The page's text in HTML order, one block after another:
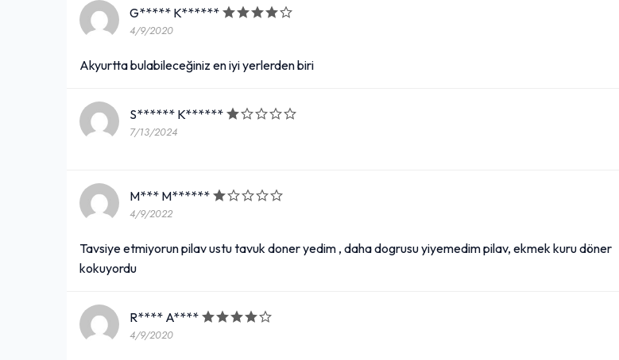
G***** K******
4/9/2020
Akyurtta bulabileceğiniz en iyi yerlerden biri
S****** K******
7/13/2024
M*** M******
4/9/2022
Tavsiye etmiyorun pilav ustu tavuk doner yedim , daha dogrusu yiyemedim pilav, ekmek kuru döner
kokuyordu
R**** A****
4/9/2020